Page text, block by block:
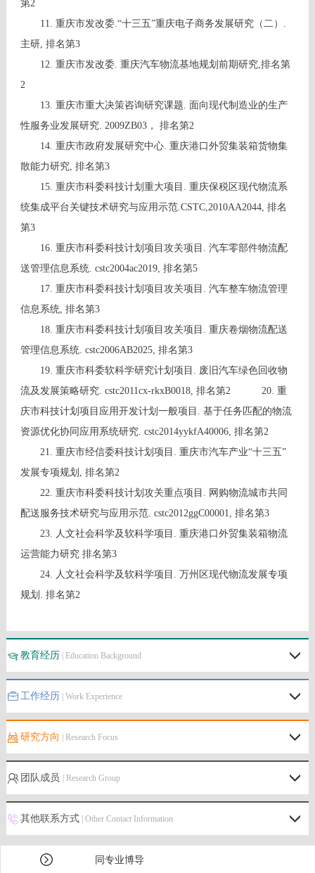
第2
11. 重庆市发改委.“十三五”重庆电子商务发展研究（二）.
主研, 排名第3
12. 重庆市发改委. 重庆汽车物流基地规划前期研究,排名第
2
13. 重庆市重大决策咨询研究课题. 面向现代制造业的生产
性服务业发展研究. 2009ZB03， 排名第2
14. 重庆市政府发展研究中心. 重庆港口外贸集装箱货物集
散能力研究, 排名第3
15. 重庆市科委科技计划重大项目. 重庆保税区现代物流系
统集成平台关键技术研究与应用示范.CSTC,2010AA2044, 排名
第3
16. 重庆市科委科技计划项目攻关项目. 汽车零部件物流配
送管理信息系统. cstc2004ac2019, 排名第5
17. 重庆市科委科技计划项目攻关项目. 汽车整车物流管理
信息系统, 排名第3
18. 重庆市科委科技计划项目攻关项目. 重庆卷烟物流配送
管理信息系统. cstc2006AB2025, 排名第3
19. 重庆市科委软科学研究计划项目. 废旧汽车绿色回收物
流及发展策略研究. cstc2011cx-rkxB0018, 排名第2
20. 重
庆市科技计划项目应用开发计划一般项目. 基于任务匹配的物流
资源优化协同应用系统研究. cstc2014yykfA40006, 排名第2
21. 重庆市经信委科技计划项目. 重庆市汽车产业“十三五”
发展专项规划, 排名第2
22. 重庆市科委科技计划攻关重点项目. 网购物流城市共同
配送服务技术研究与应用示范. cstc2012ggC00001, 排名第3
23. 人文社会科学及软科学项目. 重庆港口外贸集装箱物流
运营能力研究 排名第3
24. 人文社会科学及软科学项目. 万州区现代物流发展专项
规划. 排名第2
教育经历 | Education Background
工作经历 | Work Experience
研究方向 | Research Focus
团队成员 | Research Group
其他联系方式| Other Contact Information
同专业博导